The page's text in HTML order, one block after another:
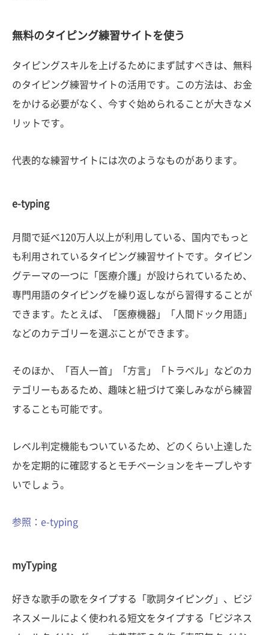
無料のタイピング練習サイトを使う
タイピングスキルを上げるためにまず試すべきは、無料
のタイピング練習サイトの活用です。この方法は、お金
をかける必要がなく、今すぐ始められることが大きなメ
リットです。
代表的な練習サイトには次のようなものがあります。
e-typing
月間で延べ120万人以上が利用している、国内でもっと
も利用されているタイピング練習サイトです。タイピン
グテーマの一つに「医療介護」が設けられているため、
専門用語のタイピングを繰り返しながら習得することが
できます。たとえば、「医療機器」「人間ドック用語」
などのカテゴリーを選ぶことができます。
そのほか、「百人一首」「方言」「トラベル」などのカ
テゴリーもあるため、趣味と紐づけて楽しみながら練習
することも可能です。
レベル判定機能もついているため、どのくらい上達した
かを定期的に確認するとモチベーションをキープしやす
いでしょう。
参照：e-typing
myTyping
好きな歌手の歌をタイプする「歌詞タイピング」、ビジ
ネスメールによく使われる短文をタイプする「ビジネス